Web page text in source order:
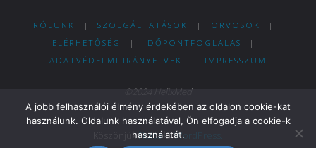
RÓLUNK | SZOLGÁLTATÁSOK | ORVOSOK
|
ELÉRHETŐSÉG
| IDŐPONTFOGLALÁS
|
ADATVÉDELMI IRÁNYELVEK
| IMPRESSZUM
©2024 HelixMed
KöszönjükFluida&WordPress.
A jobb felhasználói élmény érdekében az oldalon cookie-kat
használunk. Oldalunk használatával, Ön elfogadja a cookie-k
használatát.